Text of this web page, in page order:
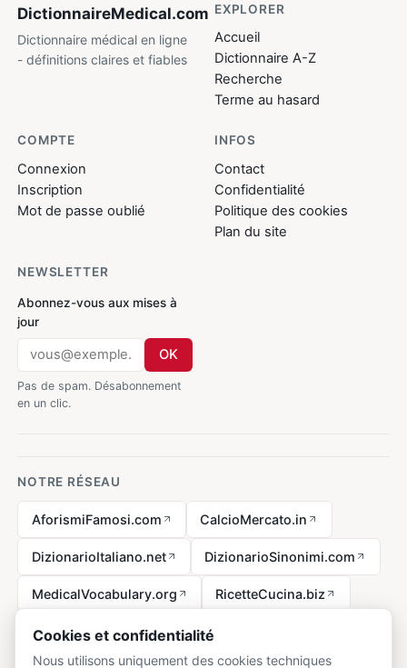
DictionnaireMedical.com
Dictionnaire médical en ligne
- définitions claires et fiables
EXPLORER
Accueil
Dictionnaire A-Z
Recherche
Terme au hasard
COMPTE
Connexion
Inscription
Mot de passe oublié
INFOS
Contact
Confidentialité
Politique des cookies
Plan du site
NEWSLETTER
Abonnez-vous aux mises à
jour
OK
Pas de spam. Désabonnement
en un clic.
NOTRE RÉSEAU
AforismiFamosi.com CalcioMercato.in
DizionarioItaliano.net DizionarioSinonimi.com
MedicalVocabulary.org RicetteCucina.biz
VocabolarioMedico.com
Cookies et confidentialité
Nous utilisons uniquement des cookies techniques